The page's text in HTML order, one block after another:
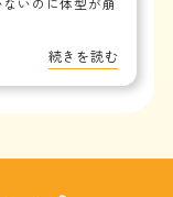
続きを読む